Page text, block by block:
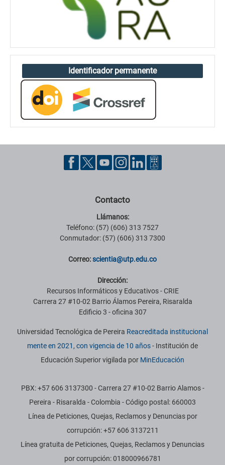
Identificador permanente
Contacto
Llámanos:
Teléfono: (57) (606) 313 7527
Conmutador: (57) (606) 313 7300
Correo:scientia@utp.edu.co
Dirección:
Recursos Informáticos y Educativos - CRIE
Carrera 27 #10-02 Barrio Álamos Pereira, Risaralda
Edificio 3 - oficina 307
Universidad Tecnológica de Pereira Reacreditada institucional
mente en 2021, con vigencia de 10 años- Institución de
Educación Superior vigilada por MinEducación
PBX: +57 606 3137300 - Carrera 27 #10-02 Barrio Alamos -
Pereira - Risaralda - Colombia - Código postal: 660003
Línea de Peticiones, Quejas, Reclamos y Denuncias por
corrupción: +57 606 3137211
Línea gratuita de Peticiones, Quejas, Reclamos y Denuncias
por corrupción: 018000966781